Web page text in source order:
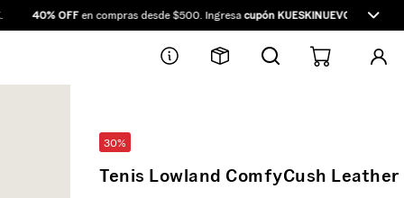
40% OFFen compras desde $500. Ingresacupón KUESKINUEVO40
30%
Tenis Lowland ComfyCush Leather